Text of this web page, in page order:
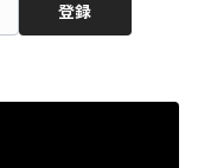
登録